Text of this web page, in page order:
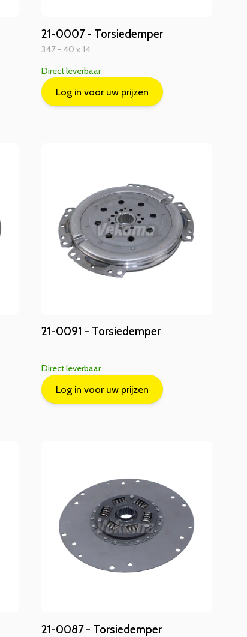
21-0007 - Torsiedemper
347 - 40 x 14
Direct leverbaar
Log in voor uw prijzen
21-0091 - Torsiedemper
Direct leverbaar
Log in voor uw prijzen
21-0087 - Torsiedemper